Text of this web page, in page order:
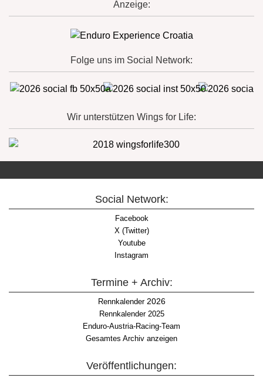
Anzeige:
Folge uns im Social Network:
Wir unterstützen Wings for Life:
Social Network:
Facebook
X (Twitter)
Youtube
Instagram
Termine + Archiv:
Rennkalender2026
Rennkalender 2025
Enduro-Austria-Racing-Team
Gesamtes Archiv anzeigen
Veröffentlichungen: